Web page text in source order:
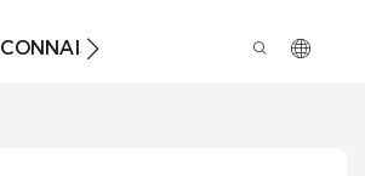
CONNAISSANCES À PROPOS DE